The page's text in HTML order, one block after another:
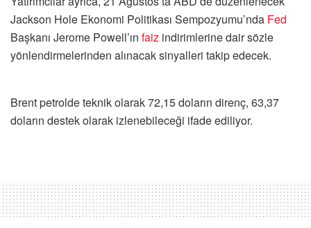
Jackson Hole Ekonomi Politikası Sempozyumu’nda Fed
Başkanı Jerome Powell’ın faiz indirimlerine dair sözle
yönlendirmelerinden alınacak sinyalleri takip edecek.
Brent petrolde teknik olarak 72,15 doların direnç, 63,37
doların destek olarak izlenebileceği ifade ediliyor.